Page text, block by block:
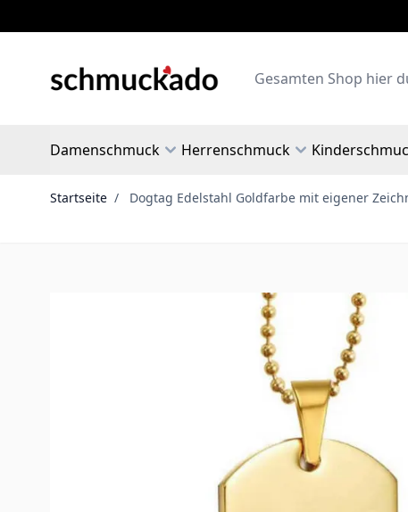
Search
Damenschmuck Herrenschmuck
Startseite / Dogtag Edelstahl Goldfarbe mit eigener